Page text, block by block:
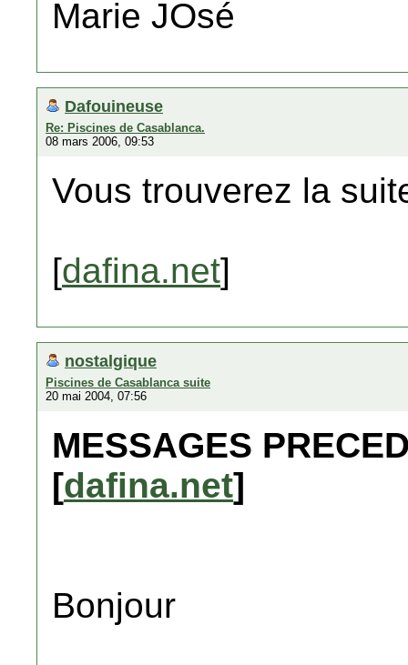
Marie JOsé
Dafouineuse
Re: Piscines de Casablanca.
08 mars 2006, 09:53
Vous trouverez la
[dafina.net]
nostalgique
Piscines de Casablanca suite
20 mai 2004, 07:56
MESSAGES
[dafina.net]
Bonjour